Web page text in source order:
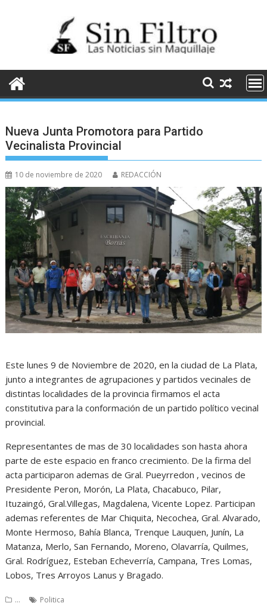
Nueva Junta Promotora para Partido
Vecinalista Provincial
10 de noviembre de 2020 REDACCIÓN
Este lunes 9 de Noviembre de 2020, en la ciudad de La Plata,
junto a integrantes de agrupaciones y partidos vecinales de
distintas localidades de la provincia firmamos el acta
constitutiva para la conformación de un partido político vecinal
provincial.
Representantes de mas de 30 localidades son hasta ahora
parte de este espacio en franco crecimiento. De la firma del
acta participaron ademas de Gral. Pueyrredon , vecinos de
Presidente Peron, Morón, La Plata, Chacabuco, Pilar,
Ituzaingó, Gral.Villegas, Magdalena, Vicente Lopez. Participan
ademas referentes de Mar Chiquita, Necochea, Gral. Alvarado,
Monte Hermoso, Bahía Blanca, Trenque Lauquen, Junín, La
Matanza, Merlo, San Fernando, Moreno, Olavarría, Quilmes,
Gral. Rodríguez, Esteban Echeverría, Campana, Tres Lomas,
Lobos, Tres Arroyos Lanus y Bragado.
... Politica